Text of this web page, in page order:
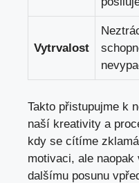
Vytrvalost
Takto přistupujme k
naší kreativity a
kdy se cítíme
motivaci, ale
dalšímu posunu